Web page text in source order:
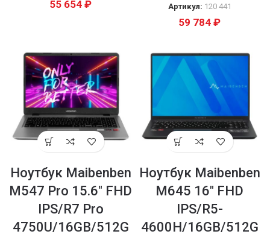
55 654 ₽ Артикул: 120 441
59 784 ₽
Ноутбук Maibenben
M547 Pro 15.6″ FHD
IPS/R7 Pro
4750U/16GB/512G
Ноутбук Maibenben
M645 16″ FHD
IPS/R5-
4600H/16GB/512G